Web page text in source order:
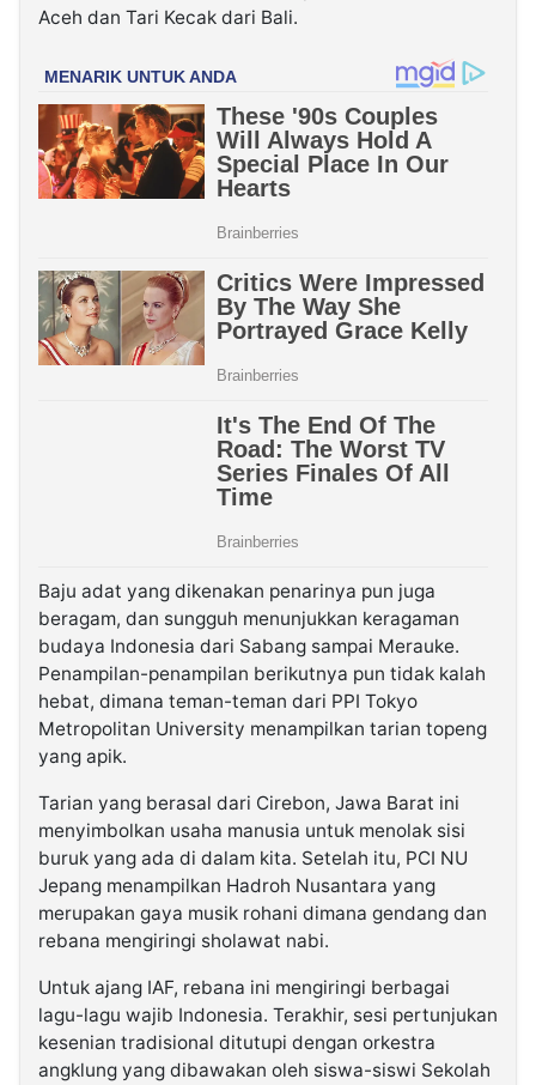
Aceh dan Tari Kecak dari Bali.
Baju adat yang dikenakan penarinya pun juga
beragam, dan sungguh menunjukkan keragaman
budaya Indonesia dari Sabang sampai Merauke.
Penampilan-penampilan berikutnya pun tidak kalah
hebat, dimana teman-teman dari PPI Tokyo
Metropolitan University menampilkan tarian topeng
yang apik.
Tarian yang berasal dari Cirebon, Jawa Barat ini
menyimbolkan usaha manusia untuk menolak sisi
buruk yang ada di dalam kita. Setelah itu, PCI NU
Jepang menampilkan Hadroh Nusantara yang
merupakan gaya musik rohani dimana gendang dan
rebana mengiringi sholawat nabi.
Untuk ajang IAF, rebana ini mengiringi berbagai
lagu-lagu wajib Indonesia. Terakhir, sesi pertunjukan
kesenian tradisional ditutupi dengan orkestra
angklung yang dibawakan oleh siswa-siswi Sekolah